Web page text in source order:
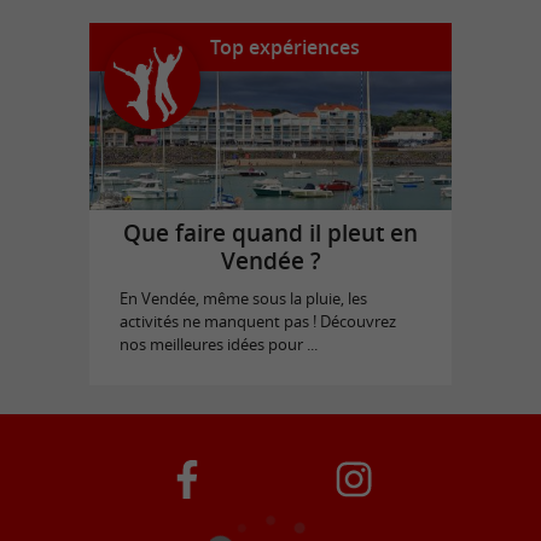
Top expériences
Que faire quand il pleut en
Vendée ?
En Vendée, même sous la pluie, les
activités ne manquent pas ! Découvrez
nos meilleures idées pour ...